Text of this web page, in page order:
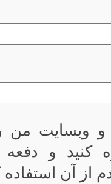
و وبسایت من
کنید و
از آن استفاده